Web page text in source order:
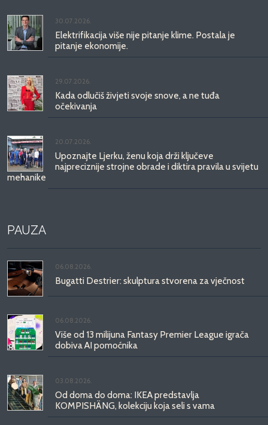
30.07.2026.
Elektrifikacija više nije pitanje klime. Postala je
pitanje ekonomije.
29.07.2026.
Kada odlučiš živjeti svoje snove, a ne tuđa
očekivanja
20.07.2026.
Upoznajte Ljerku, ženu koja drži ključeve
najpreciznije strojne obrade i diktira pravila u svijetu
mehanike
PAUZA
06.08.2026.
Bugatti Destrier: skulptura stvorena za vječnost
06.08.2026.
Više od 13 milijuna Fantasy Premier League igrača
dobiva AI pomoćnika
03.08.2026.
Od doma do doma: IKEA predstavlja
KOMPISHÄNG, kolekciju koja seli s vama